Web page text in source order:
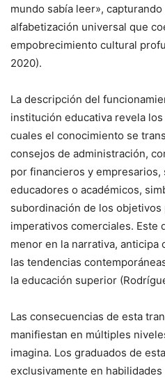
mundo sabía leer»,
alfabetización universal que
empobrecimiento cultural
2020).
La descripción del
institución educativa revela
cuales el conocimiento se
consejos de administración,
por financieros y empresarios,
educadores o académicos,
subordinación de los objetivos
imperativos comerciales. Este
menor en la narrativa,
las tendencias
la educación superior
Las consecuencias de esta
manifiestan en múltiples
imagina. Los graduados de
exclusivamente en